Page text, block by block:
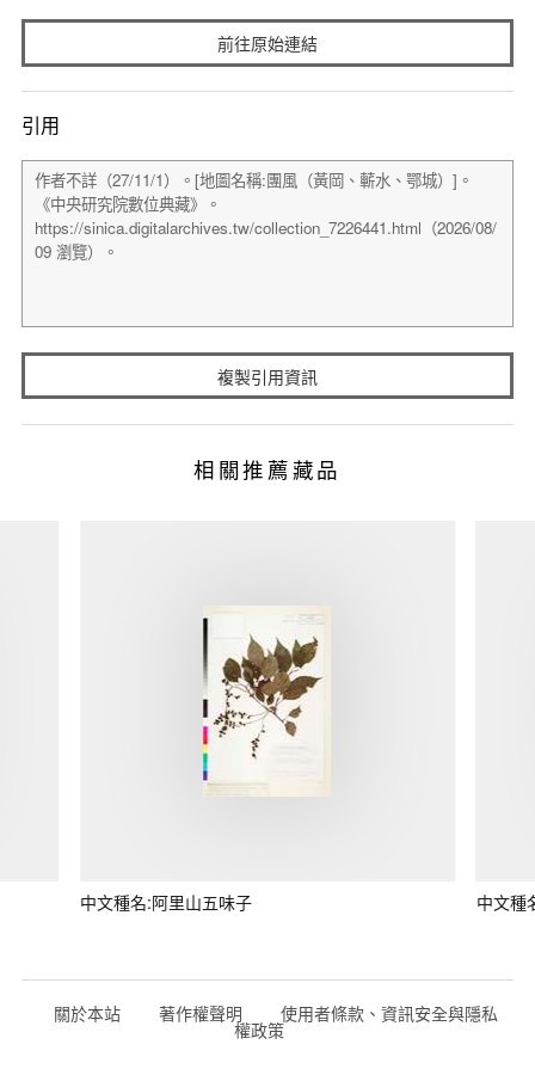
前往原始連結
引用
複製引用資訊
相關推薦藏品
中文種名:阿里山五味子 中文種
關於本站 著作權聲明 使用者條款、資訊安全與隱私
權政策